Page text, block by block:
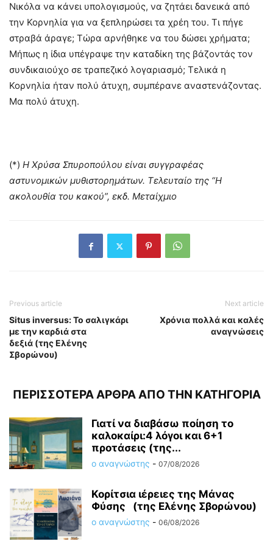
Νικόλα να κάνει υπολογισμούς, να ζητάει δανεικά από
την Κορνηλία για να ξεπληρώσει τα χρέη του. Τι πήγε
στραβά άραγε; Τώρα αρνήθηκε να του δώσει χρήματα;
Μήπως η ίδια υπέγραψε την καταδίκη της βάζοντάς τον
συνδικαιούχο σε τραπεζικό λογαριασμό; Τελικά η
Κορνηλία ήταν πολύ άτυχη, συμπέρανε αναστενάζοντας.
Μα πολύ άτυχη.
(*) Η Χρύσα Σπυροπούλου είναι συγγραφέας
αστυνομικών μυθιστορημάτων. Τελευταίο της “Η
ακολουθία του κακού”, εκδ. Μεταίχμιο
Previous article
Situs inversus: To σαλιγκάρι
με την καρδιά στα
δεξιά (της Ελένης
Σβορώνου)
Next article
Χρόνια πολλά και καλές
αναγνώσεις
ΠΕΡΙΣΣΟΤΕΡΑ ΑΡΘΡΑ ΑΠΟ ΤΗΝ ΚΑΤΗΓΟΡΙΑ
Γιατί να διαβάσω ποίηση το
καλοκαίρι:4 λόγοι και 6+1
προτάσεις (της...
ο αναγνώστης - 07/08/2026
Κορίτσια ιέρειες της Μάνας
Φύσης (της Ελένης Σβορώνου)
ο αναγνώστης - 06/08/2026